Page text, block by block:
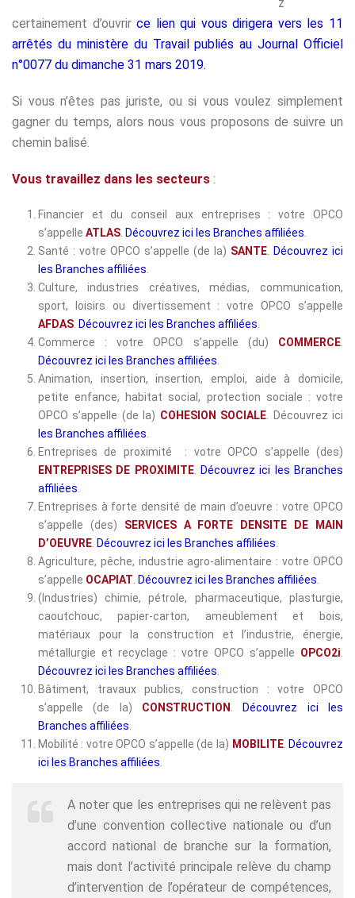
certainement d’ouvrirce lien qui vous dirigera vers les 11
arrêtés du ministère du Travail publiés au Journal Officiel
n°0077 du dimanche 31 mars 2019.
Si vous n’êtes pas juriste, ou si vous voulez simplement
gagner du temps, alors nous vous proposons de suivre un
chemin balisé.
Vous travaillez dans les secteurs :
Financier et du conseil aux entreprises : votre OPCO
s’appelle ATLAS. Découvrez ici les Branches affiliées
Santé : votre OPCO s’appelle (de la) SANTE.
Découvrez ici
les Branches affiliées
Culture, industries créatives, médias, communication,
sport, loisirs ou divertissement : votre OPCO s’appelle
AFDAS. Découvrez ici les Branches affiliées
Commerce : votre OPCO s’appelle (du) COMMERCE
Découvrez ici les Branches affiliées
Animation, insertion, insertion, emploi, aide à domicile,
petite enfance, habitat social, protection sociale : votre
OPCO s’appelle (de la) COHESION SOCIALE . Découvrez ici
les Branches affiliées
Entreprises de proximité : votre OPCO s’appelle (des)
ENTREPRISES DE PROXIMITE.
Découvrez ici les Branches
affiliées
Entreprises à forte densité de main d’oeuvre : votre OPCO
s’appelle (des) SERVICES A FORTE DENSITE DE MAIN
D’OEUVRE. Découvrez ici les Branches affiliées
Agriculture, pêche, industrie agro-alimentaire : votre OPCO
s’appelle OCAPIAT Découvrez ici les Branches affiliées
(Industries) chimie, pétrole, pharmaceutique, plasturgie,
caoutchouc, papier-carton, ameublement et bois,
matériaux pour la construction et l’industrie, énergie,
métallurgie et recyclage : votre OPCO s’appelle OPCO2i
Découvrez ici les Branches affiliées
Bâtiment, travaux publics, construction : votre OPCO
s’appelle (de la) CONSTRUCTION
Découvrez ici les
Branches affiliées
Mobilité : votre OPCO s’appelle (de la) MOBILITE. Découvrez
ici les Branches affiliées
A noter que les entreprises qui ne relèvent pas
d’une convention collective nationale ou d’un
accord national de branche sur la formation,
mais dont l’activité principale relève du champ
d’intervention de l’opérateur de compétences,